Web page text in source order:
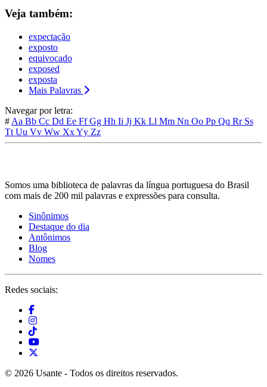
Veja também:
expectação
exposto
equivocado
exposed
exposta
Mais Palavras
Navegar por letra:
# Aa Bb Cc Dd Ee FfGg Hh Ii Jj Kk Ll Mm Nn Oo Pp Qq Rr Ss
Tt Uu Vv Ww XxYy Zz
Somos uma biblioteca de palavras da língua portuguesa do Brasil
com mais de 200 mil palavras e expressões para consulta.
Sinônimos
Destaque do dia
Antônimos
Blog
Nomes
Redes sociais:
© 2026 Usante - Todos os direitos reservados.